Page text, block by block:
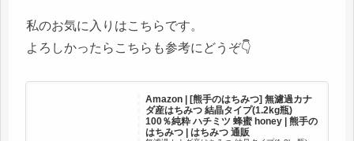
私のお気に入りはこちらです。
よろしかったらこちらも参考にどうぞ👇
Amazon | [熊手のはちみつ] 無濾過カナ
ダ産はちみつ 結晶タイプ(1.2kg瓶)
100％純粋 ハチミツ 蜂蜜 honey | 熊手の
はちみつ | はちみつ 通販